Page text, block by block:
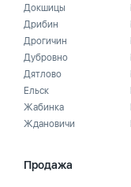
Докшицы
Дрибин
Дрогичин
Дубровно
Дятлово
Ельск
Жабинка
Ждановичи
Продажа